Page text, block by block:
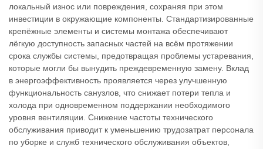
локальный износ или повреждения, сохраняя при этом
инвестиции в окружающие компоненты. Стандартизированные
крепёжные элементы и системы монтажа обеспечивают
лёгкую доступность запасных частей на всём протяжении
срока службы системы, предотвращая проблемы устаревания,
которые могли бы вынудить преждевременную замену. Вклад
в энергоэффективность проявляется через улучшенную
функциональность санузлов, что снижает потери тепла и
холода при одновременном поддержании необходимого
уровня вентиляции. Снижение частоты технического
обслуживания приводит к уменьшению трудозатрат персонала
по уборке и служб технического обслуживания объектов,